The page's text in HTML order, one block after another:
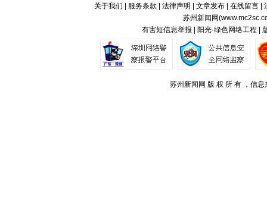
关于我们 服务条款 法律声明 文章发布| 在线留言|
苏州新闻网(
有害短信息举报 | 阳光·绿色网络工程 |
苏州新闻网 版 权 所 有 ，信